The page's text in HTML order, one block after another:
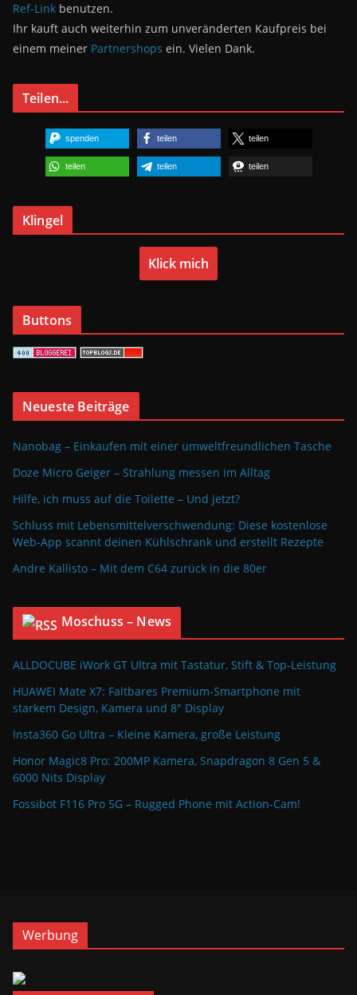
Ref-Link benutzen.
Ihr kauft auch weiterhin zum unveränderten Kaufpreis bei
einem meiner Partnershops ein. Vielen Dank.
Teilen...
spenden teilen teilen
teilen teilen teilen
Klingel
Klick mich
Buttons
Neueste Beiträge
Nanobag – Einkaufen mit einer umweltfreundlichen Tasche
Doze Micro Geiger – Strahlung messen im Alltag
Hilfe, ich muss auf die Toilette – Und jetzt?
Schluss mit Lebensmittelverschwendung: Diese kostenlose
Web-App scannt deinen Kühlschrank und erstellt Rezepte
Andre Kallisto – Mit dem C64 zurück in die 80er
Moschuss – News
ALLDOCUBE iWork GT Ultra mit Tastatur, Stift & Top-Leistung
HUAWEI Mate X7: Faltbares Premium-Smartphone mit
starkem Design, Kamera und 8″ Display
Insta360 Go Ultra – Kleine Kamera, große Leistung
Honor Magic8 Pro: 200MP Kamera, Snapdragon 8 Gen 5 &
6000 Nits Display
Fossibot F116 Pro 5G – Rugged Phone mit Action-Cam!
Werbung